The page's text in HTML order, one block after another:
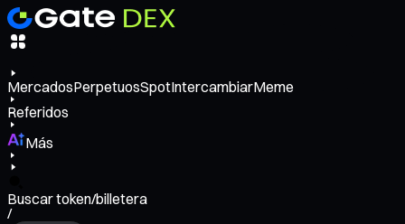
MercadosPerpetuosSpotIntercambiarMeme
Referidos
Más
Buscar token/billetera
/